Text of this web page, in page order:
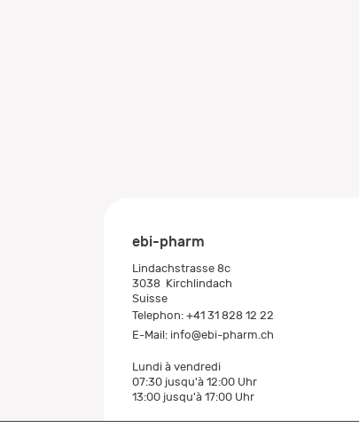
ebi-pharm
Lindachstrasse 8c
3038 Kirchlindach
Suisse
Telephon: +41 31 828 12 22
E-Mail: info@ebi-pharm.ch
Lundi à vendredi
07:30 jusqu'à 12:00 Uhr
13:00 jusqu'à 17:00 Uhr